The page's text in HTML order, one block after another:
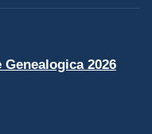
2026